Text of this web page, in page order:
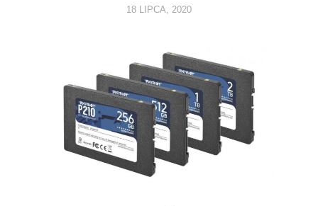
OPROGRAMOWANIE
INTERNET
18 LIPCA, 2020